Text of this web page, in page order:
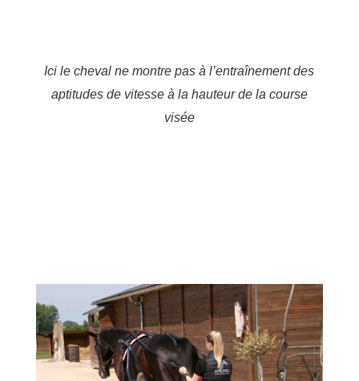
Ici le cheval ne montre pas à l’entraînement des
aptitudes de vitesse à la hauteur de la course
visée